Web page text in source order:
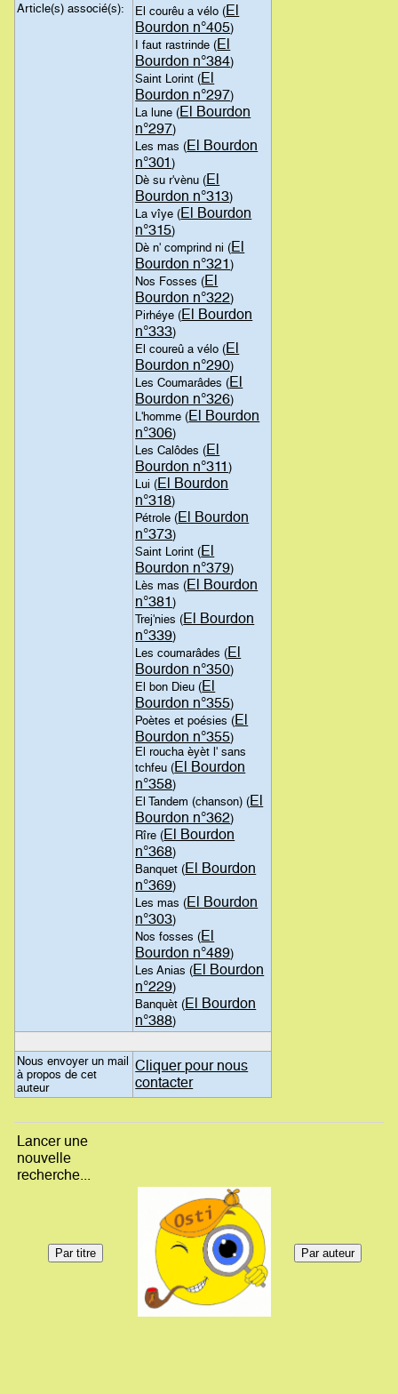
Article(s) associé(s):
El courêu a vélo (El
Bourdon n°405)
I faut rastrinde (El
Bourdon n°384)
Saint Lorint (El
Bourdon n°297)
La lune (El Bourdon
n°297)
Les mas (El Bourdon
n°301)
Dè su r'vènu (El
Bourdon n°313)
La vîye (El Bourdon
n°315)
Dè n' comprind ni (El
Bourdon n°321)
Nos Fosses (El
Bourdon n°322)
Pirhéye (El Bourdon
n°333)
El coureû a vélo (El
Bourdon n°290)
Les Coumarâdes (El
Bourdon n°326)
L'homme (El Bourdon
n°306)
Les Calôdes (El
Bourdon n°311)
Lui (El Bourdon
n°318)
Pétrole (El Bourdon
n°373)
Saint Lorint (El
Bourdon n°379)
Lès mas (El Bourdon
n°381)
Trej'nies (El Bourdon
n°339)
Les coumarâdes (El
Bourdon n°350)
El bon Dieu (El
Bourdon n°355)
Poètes et poésies (El
Bourdon n°355)
El roucha èyèt l' sans
tchfeu (El Bourdon
n°358)
El Tandem (chanson) (El
Bourdon n°362)
Rîre (El Bourdon
n°368)
Banquet (El Bourdon
n°369)
Les mas (El Bourdon
n°303)
Nos fosses (El
Bourdon n°489)
Les Anias (El Bourdon
n°229)
Banquèt (El Bourdon
n°388)
Nous envoyer un mail
à propos de cet
auteur
Cliquer pour nous
contacter
Lancer une
nouvelle
recherche...